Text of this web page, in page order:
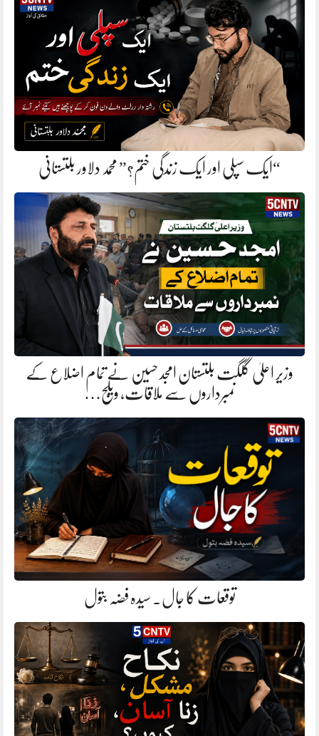
“ایک سپلی اور ایک زندگی ختم؟” محمد دلاور بلتستانی
وزیر اعلیٰ گلگت بلتستان امجد حسین نے تمام اضلاع کے
نمبرداروں سے ملاقات، ویلج…
توقعات کا جال. سیدہ فضہ بتول